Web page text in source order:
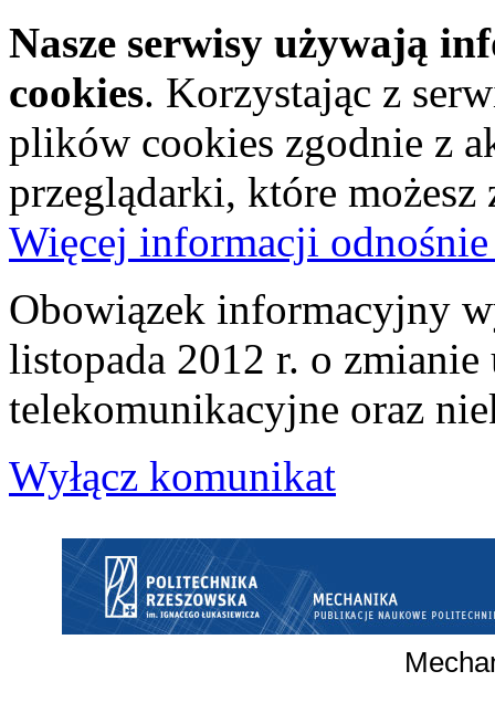
Nasze serwisy używają
cookies. Korzystając z
plików cookies zgodnie z
przeglądarki, które
Więcej informacji
Obowiązek informacyjny
listopada 2012 r. o zmianie
telekomunikacyjne oraz
Wyłącz komunikat